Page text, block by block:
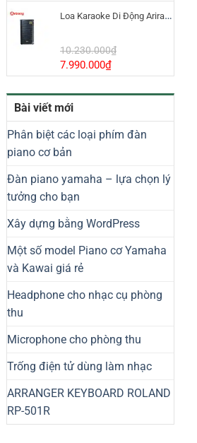
gốc
là:
hiện
tại
Loa Karaoke Di Động Arirang EDGE-X Model I
10.230.000₫
Giá
gốc
là:
10.230.000₫.
7.990.000₫Giá
hiện
tại
7.990.000₫.
Bài viết mới
Phân biệt các loại phím đàn
piano cơ bản
Đàn piano yamaha – lựa chọn lý
tưởng cho bạn
Xây dựng bằng WordPress
Một số model Piano cơ Yamaha
và Kawai giá rẻ
Headphone cho nhạc cụ phòng
thu
Microphone cho phòng thu
Trống điện tử dùng làm nhạc
ARRANGER KEYBOARD ROLAND
RP-501R